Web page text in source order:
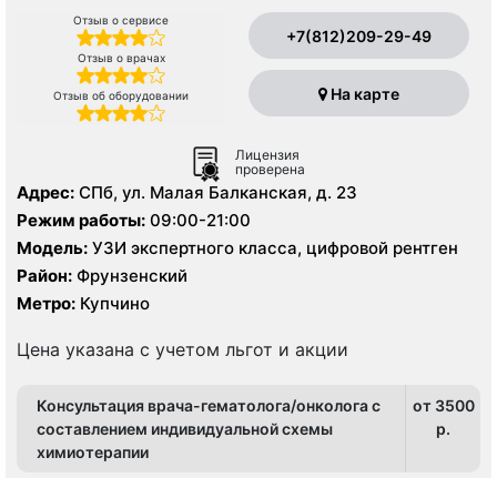
Отзыв о сервисе
Отзыв о врачах
Отзыв об оборудовании
+7(812)209-29-49
На карте
Лицензия
проверена
Адрес: СПб, ул. Малая Балканская, д. 23
Режим работы: 09:00-21:00
Модель: УЗИ экспертного класса, цифровой рентген
Район: Фрунзенский
Метро: Купчино
Цена указана с учетом льгот и акции
Консультация врача-гематолога/онколога с
составлением индивидуальной схемы
химиотерапии
от 3500
p.